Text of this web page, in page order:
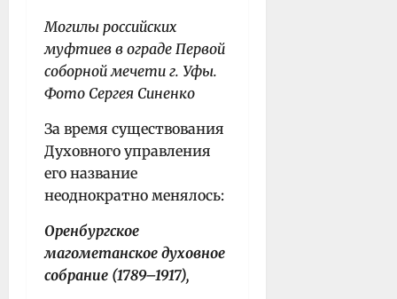
Могилы российских
муфтиев в ограде Первой
соборной мечети г. Уфы.
Фото Сергея Синенко
За время существования
Духовного управления
его название
неоднократно менялось:
Оренбургское
магометанское духовное
собрание (1789–1917),